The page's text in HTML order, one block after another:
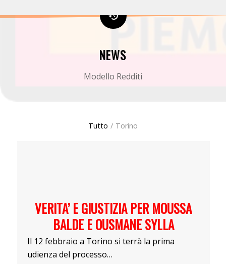
NEWS
Modello Redditi
Tutto / Torino
VERITA’ E GIUSTIZIA PER MOUSSA
BALDE E OUSMANE SYLLA
Il 12 febbraio a Torino si terrà la prima
udienza del processo…